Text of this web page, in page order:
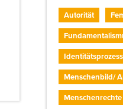
Autorität
Menschenbild/
Menschenrechte